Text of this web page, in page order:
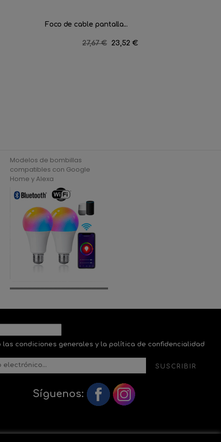
Foco de cable pantalla...
Precio
27,67 € Precio
23,52 €
Modelos de bombillas
compatibles con Google
Home y Alexa
las condiciones generales y la política de confidencialidad
SUSCRIBIR
Síguenos: